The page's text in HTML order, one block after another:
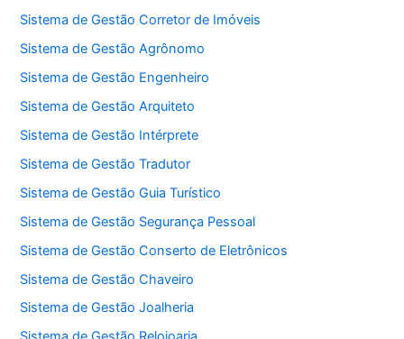
Sistema de Gestão Corretor de Imóveis
Sistema de Gestão Agrônomo
Sistema de Gestão Engenheiro
Sistema de Gestão Arquiteto
Sistema de Gestão Intérprete
Sistema de Gestão Tradutor
Sistema de Gestão Guia Turístico
Sistema de Gestão Segurança Pessoal
Sistema de Gestão Conserto de Eletrônicos
Sistema de Gestão Chaveiro
Sistema de Gestão Joalheria